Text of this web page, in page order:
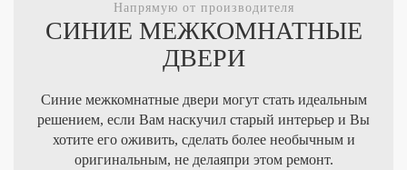
Напрямую от производителя
СИНИЕ МЕЖКОМНАТНЫЕ
ДВЕРИ
Синие межкомнатные двери могут стать идеальным
решением, если Вам наскучил старый интерьер и Вы
хотите его оживить, сделать более необычным и
оригинальным, не делаяпри этом ремонт.